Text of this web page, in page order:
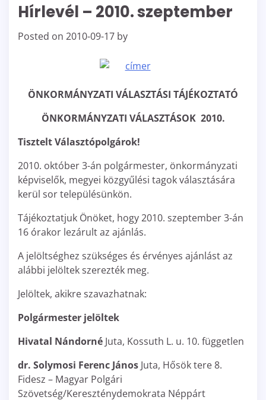
Hírlevél – 2010. szeptember
Posted on 2010-09-17 by
ÖNKORMÁNYZATI VÁLASZTÁSI TÁJÉKOZTATÓ
ÖNKORMÁNYZATI VÁLASZTÁSOK 2010.
Tisztelt Választópolgárok!
2010. október 3-án polgármester, önkormányzati
képviselők, megyei közgyűlési tagok választására
kerül sor településünkön.
Tájékoztatjuk Önöket, hogy 2010. szeptember 3-án
16 órakor lezárult az ajánlás.
A jelöltséghez szükséges és érvényes ajánlást az
alábbi jelöltek szerezték meg.
Jelöltek, akikre szavazhatnak:
Polgármester jelöltek
Hivatal Nándorné Juta, Kossuth L. u. 10. független
dr. Solymosi Ferenc János Juta, Hősök tere 8.
Fidesz – Magyar Polgári
Szövetség/Kereszténydemokrata Néppárt